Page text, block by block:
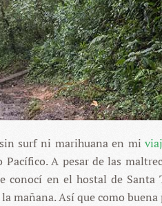
surf ni marihuana en mi
A pesar de las
en el hostal de Santa
mañana. Así que como